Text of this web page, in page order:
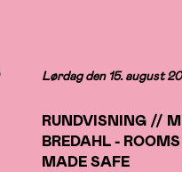
Lørdag den 15. august
RUNDVISNING //
BREDAHL -
MADE SAFE